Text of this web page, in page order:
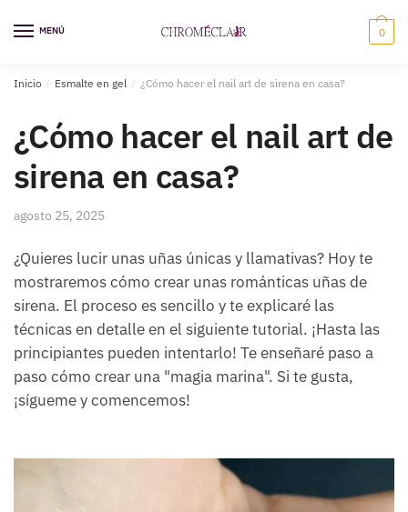
navegación
MENÚ 0
Inicio / Esmalte en gel / ¿Cómo hacer el nail art de sirena en casa?
¿Cómo hacer el nail art de
sirena en casa?
agosto 25, 2025
¿Quieres lucir unas uñas únicas y llamativas? Hoy te
mostraremos cómo crear unas románticas uñas de
sirena. El proceso es sencillo y te explicaré las
técnicas en detalle en el siguiente tutorial. ¡Hasta las
principiantes pueden intentarlo! Te enseñaré paso a
paso cómo crear una "magia marina". Si te gusta,
¡sígueme y comencemos!